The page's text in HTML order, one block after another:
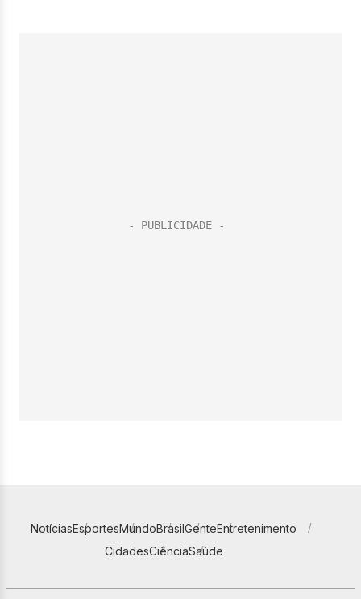
NotíciasEsportesMundoBrasilGenteEntretenimento
CidadesCiênciaSaúde